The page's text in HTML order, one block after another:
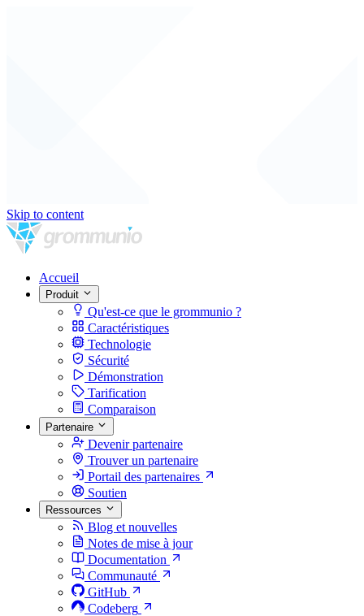
Skip to content
Accueil
Produit
Qu'est-ce que le grommunio ?
Caractéristiques
Technologie
Sécurité
Démonstration
Tarification
Comparaison
Partenaire
Devenir partenaire
Trouver un partenaire
Portail des partenaires
Soutien
Ressources
Blog et nouvelles
Notes de mise à jour
Documentation
Communauté
GitHub
Codeberg